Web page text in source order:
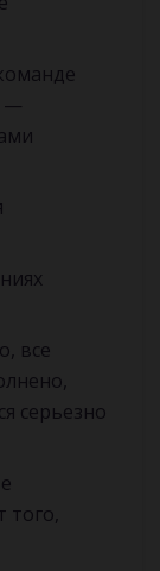
—
все
серьезно
того,